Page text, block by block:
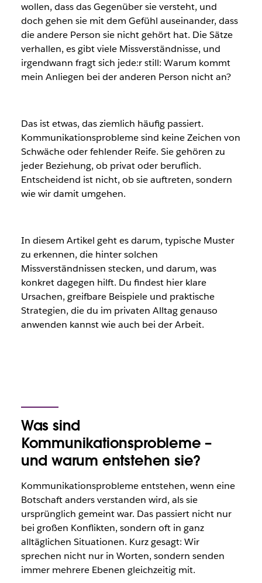
wollen, dass das Gegenüber sie versteht, und
doch gehen sie mit dem Gefühl auseinander, dass
die andere Person sie nicht gehört hat. Die Sätze
verhallen, es gibt viele Missverständnisse, und
irgendwann fragt sich jede:r still: Warum kommt
mein Anliegen bei der anderen Person nicht an?
Das ist etwas, das ziemlich häufig passiert.
Kommunikationsprobleme sind keine Zeichen von
Schwäche oder fehlender Reife. Sie gehören zu
jeder Beziehung, ob privat oder beruflich.
Entscheidend ist nicht, ob sie auftreten, sondern
wie wir damit umgehen.
In diesem Artikel geht es darum, typische Muster
zu erkennen, die hinter solchen
Missverständnissen stecken, und darum, was
konkret dagegen hilft. Du findest hier klare
Ursachen, greifbare Beispiele und praktische
Strategien, die du im privaten Alltag genauso
anwenden kannst wie auch bei der Arbeit.
Was sind
Kommunikationsprobleme –
und warum entstehen sie?
Kommunikationsprobleme entstehen, wenn eine
Botschaft anders verstanden wird, als sie
ursprünglich gemeint war. Das passiert nicht nur
bei großen Konflikten, sondern oft in ganz
alltäglichen Situationen. Kurz gesagt: Wir
sprechen nicht nur in Worten, sondern senden
immer mehrere Ebenen gleichzeitig mit.